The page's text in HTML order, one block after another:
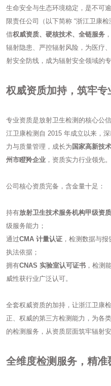
生命安全与生态环境稳定，是不可
限责任公司（以下简称 “浙江卫康
借权威资质、硬核技术、全链服务
辐射隐患、严控辐射风险，为医疗
射安全防线，成为辐射安全领域的专
权威资质加持，筑牢专
专业资质是放射卫生检测的核心公
江卫康检测自 2015 年成立以来，
力与质量管理，成长为国家高新技
州市瞪羚企业 ，资质实力行业领先。
公司核心资质完备，含金量十足：
持有放射卫生技术服务机构甲级资质
级服务能力；
通过CMA 计量认证 ，检测数据与
执法依据；
拥有CNAS 实验室认可证书 ，检测
威性获行业广泛认可。
全套权威资质的加持，让浙江卫康
正、权威的第三方检测能力，为各
的检测服务，从资质层面筑牢辐射安
全维度检测服务，精